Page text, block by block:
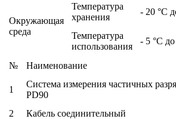
Окружающая
среда
Температура
хранения
- 20 °C
Температура
использования
- 5 °C
№ Наименование
1
Система измерения частичных
PD90
2 Кабель соединительный